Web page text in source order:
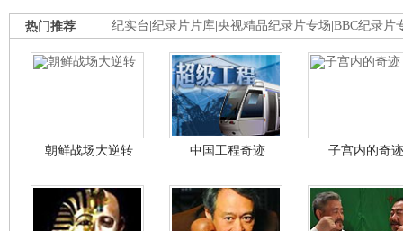
纪实台 纪录片片库 央视精品纪录片专场 BBC纪录片
热门推荐
朝鲜战场大逆转 中国工程奇迹 子宫内的奇迹